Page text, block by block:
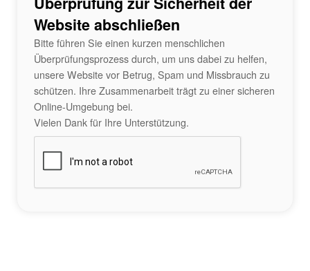
Website abschließen
Bitte führen Sie einen kurzen menschlichen
Überprüfungsprozess durch, um uns dabei zu helfen,
unsere Website vor Betrug, Spam und Missbrauch zu
schützen. Ihre Zusammenarbeit trägt zu einer sicheren
Online-Umgebung bei.
Vielen Dank für Ihre Unterstützung.